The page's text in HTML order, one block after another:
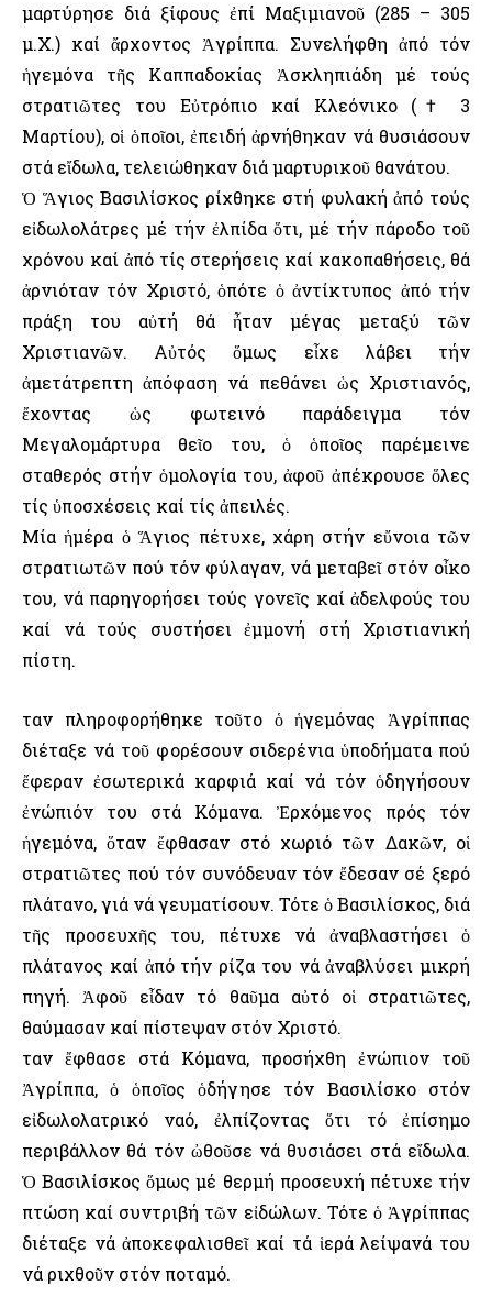
μαρτύρησε διά ξίφους ἐπί Μαξιμιανοῦ (285 – 305
μ.Χ.) καί ἄρχοντος Ἀγρίππα. Συνελήφθη ἀπό τόν
ἡγεμόνα τῆς Καππαδοκίας Ἀσκληπιάδη μέ τούς
στρατιῶτες του Εὐτρόπιο καί Κλεόνικο († 3
Μαρτίου), οἱ ὁποῖοι, ἐπειδή ἀρνήθηκαν νά θυσιάσουν
στά εἴδωλα, τελειώθηκαν διά μαρτυρικοῦ θανάτου.
Ὁ Ἅγιος Βασιλίσκος ρίχθηκε στή φυλακή ἀπό τούς
εἰδωλολάτρες μέ τήν ἐλπίδα ὅτι, μέ τήν πάροδο τοῦ
χρόνου καί ἀπό τίς στερήσεις καί κακοπαθήσεις, θά
ἀρνιόταν τόν Χριστό, ὁπότε ὁ ἀντίκτυπος ἀπό τήν
πράξη του αὐτή θά ἦταν μέγας μεταξύ τῶν
Χριστιανῶν. Αὐτός ὅμως εἶχε λάβει τήν
ἀμετάτρεπτη ἀπόφαση νά πεθάνει ὡς Χριστιανός,
ἔχοντας ὡς φωτεινό παράδειγμα τόν
Μεγαλομάρτυρα θεῖο του, ὁ ὁποῖος παρέμεινε
σταθερός στήν ὁμολογία του, ἀφοῦ ἀπέκρουσε ὅλες
τίς ὑποσχέσεις καί τίς ἀπειλές.
Μία ἡμέρα ὁ Ἅγιος πέτυχε, χάρη στήν εὔνοια τῶν
στρατιωτῶν πού τόν φύλαγαν, νά μεταβεῖ στόν οἶκο
του, νά παρηγορήσει τούς γονεῖς καί ἀδελφούς του
καί νά τούς συστήσει ἐμμονή στή Χριστιανική
πίστη.
Ὅταν πληροφορήθηκε τοῦτο ὁ ἡγεμόνας Ἀγρίππας
διέταξε νά τοῦ φορέσουν σιδερένια ὑποδήματα πού
ἔφεραν ἐσωτερικά καρφιά καί νά τόν ὁδηγήσουν
ἐνώπιόν του στά Κόμανα. Ἐρχόμενος πρός τόν
ἡγεμόνα, ὅταν ἔφθασαν στό χωριό τῶν Δακῶν, οἱ
στρατιῶτες πού τόν συνόδευαν τόν ἔδεσαν σέ ξερό
πλάτανο, γιά νά γευματίσουν. Τότε ὁ Βασιλίσκος, διά
τῆς προσευχῆς του, πέτυχε νά ἀναβλαστήσει ὁ
πλάτανος καί ἀπό τήν ρίζα του νά ἀναβλύσει μικρή
πηγή. Ἀφοῦ εἶδαν τό θαῦμα αὐτό οἱ στρατιῶτες,
θαύμασαν καί πίστεψαν στόν Χριστό.
Ὅταν ἔφθασε στά Κόμανα, προσήχθη ἐνώπιον τοῦ
Ἀγρίππα, ὁ ὁποῖος ὁδήγησε τόν Βασιλίσκο στόν
εἰδωλολατρικό ναό, ἐλπίζοντας ὅτι τό ἐπίσημο
περιβάλλον θά τόν ὠθοῦσε νά θυσιάσει στά εἴδωλα.
Ὁ Βασιλίσκος ὅμως μέ θερμή προσευχή πέτυχε τήν
πτώση καί συντριβή τῶν εἰδώλων. Τότε ὁ Ἀγρίππας
διέταξε νά ἀποκεφαλισθεῖ καί τά ἱερά λείψανά του
νά ριχθοῦν στόν ποταμό.